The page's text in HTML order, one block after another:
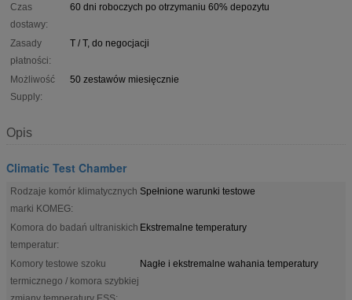
Czas
dostawy:
60 dni roboczych po otrzymaniu 60% depozytu
Zasady
płatności:
T / T, do negocjacji
Możliwość
Supply:
50 zestawów miesięcznie
Opis
Climatic Test Chamber
Rodzaje komór klimatycznych
marki KOMEG:
Spełnione warunki testowe
Komora do badań ultraniskich
temperatur:
Ekstremalne temperatury
Komory testowe szoku
termicznego / komora szybkiej
Nagłe i ekstremalne wahania temperatury